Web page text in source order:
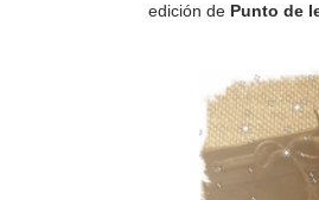
edición de Punto de